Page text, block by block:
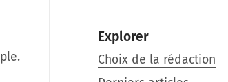
Explorer
Choix de la rédaction